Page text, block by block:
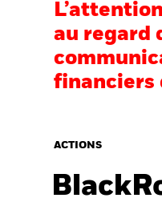
au regard
financiers
ACTIONS